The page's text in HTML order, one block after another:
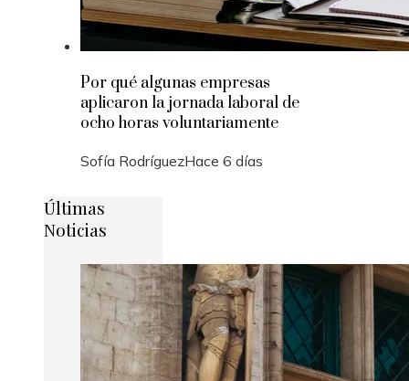
Por qué algunas empresas
aplicaron la jornada laboral de
ocho horas voluntariamente
Sofía RodríguezHace 6 días
Últimas
Noticias